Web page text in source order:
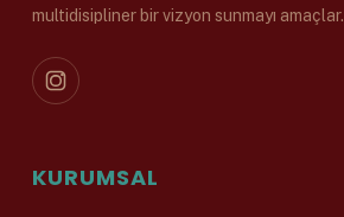
multidisipliner bir vizyon sunmayı amaçlar.
KURUMSAL